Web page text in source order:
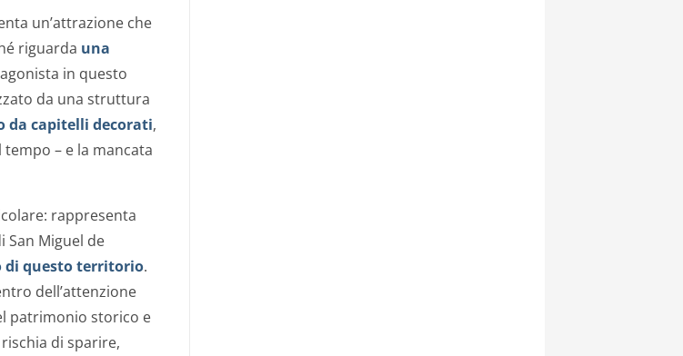
un’attrazione che
riguarda una
in questo
da una struttura
da capitelli decorati,
– e la mancata
rappresenta
San Miguel de
di questo territorio.
dell’attenzione
patrimonio storico e
di sparire,